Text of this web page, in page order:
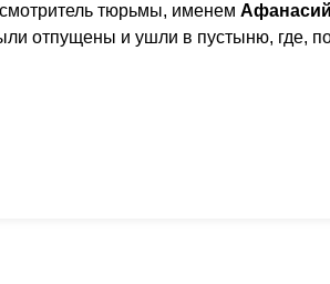
тюрьмы, именем Афанасий
отпущены и ушли в пустыню, где,